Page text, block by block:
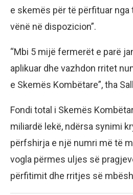
e skemës për të përfituar nga
vënë në dispozicion”.
“Mbi 5 mijë fermerët e parë
aplikuar dhe vazhdon rritet
e Skemës Kombëtare”, tha
Fondi total i Skemës
miliardë lekë, ndërsa synimi
përfshirja e një numri më të
vogla përmes uljes së
përfitimit dhe rritjes së